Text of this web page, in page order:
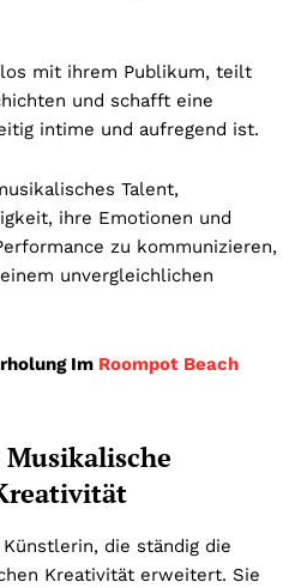
mit ihrem Publikum, teilt
und schafft eine
intime und aufregend ist.
Talent,
ihre Emotionen und
zu kommunizieren,
unvergleichlichen
Im Roompot Beach
die ständig die
Kreativität erweitert. Sie